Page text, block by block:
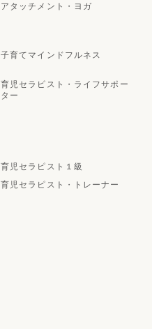
アタッチメント・ヨガ
子育てマインドフルネス
育児セラピスト・ライフサポー
ター
育児セラピスト１級
育児セラピスト・トレーナー